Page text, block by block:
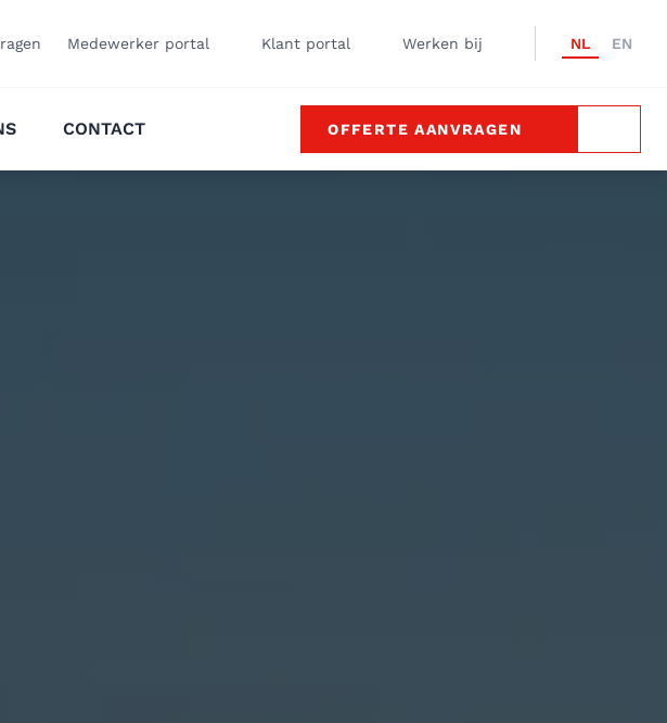
Medewerker portal Klant portal Werken bij NL EN
CONTACT OFFERTE AANVRAGEN